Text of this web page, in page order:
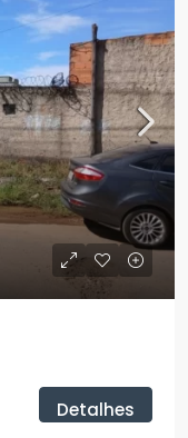
Detalhes